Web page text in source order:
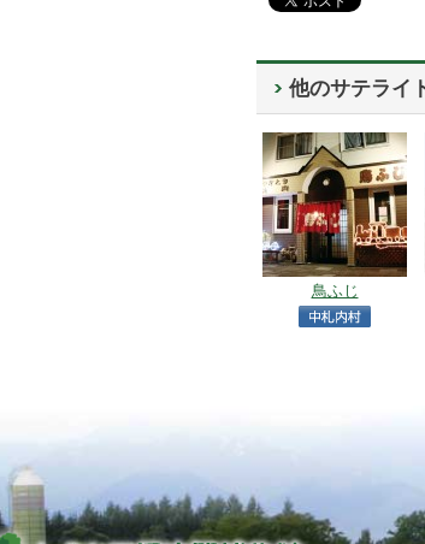
他のサテライ
鳥ふじ